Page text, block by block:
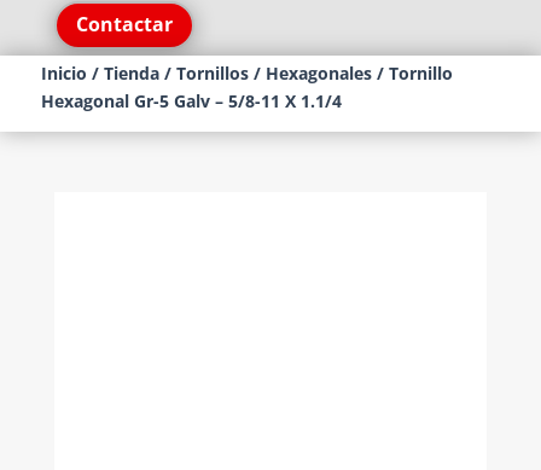
Contactar
Inicio / Tienda/ Tornillos/ Hexagonales/ Tornillo
Hexagonal Gr-5 Galv – 5/8-11 X 1.1/4